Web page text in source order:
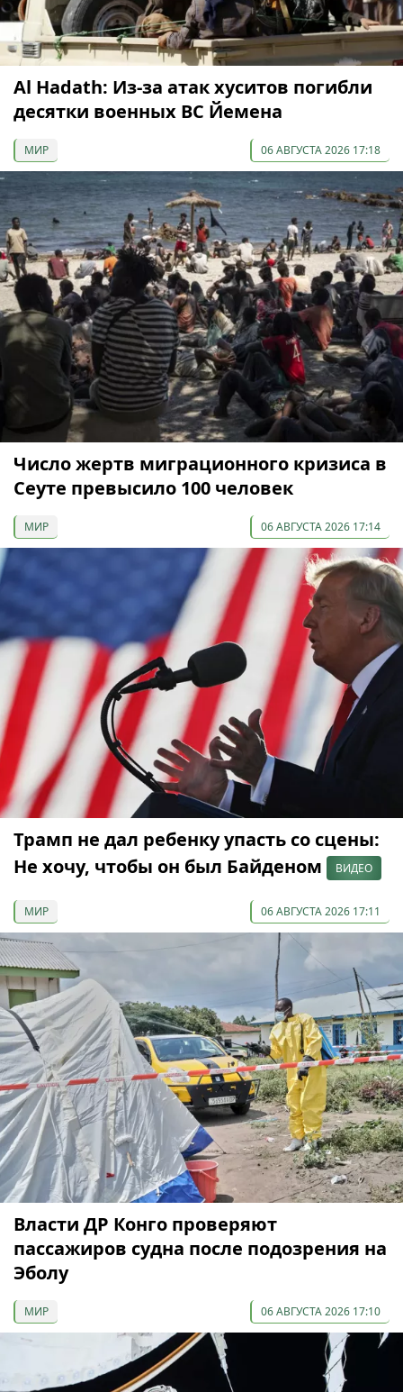
Al Hadath: Из-за атак хуситов погибли
десятки военных ВС Йемена
МИР 06 АВГУСТА 2026 17:18
Число жертв миграционного кризиса в
Сеуте превысило 100 человек
МИР 06 АВГУСТА 2026 17:14
Трамп не дал ребенку упасть со сцены:
Не хочу, чтобы он был Байденом
ВИДЕО
МИР 06 АВГУСТА 2026 17:11
Власти ДР Конго проверяют
пассажиров судна после подозрения на
Эболу
МИР 06 АВГУСТА 2026 17:10